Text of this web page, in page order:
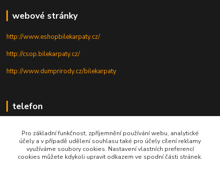
webové stránky
http://www.eshopbilekarpaty.cz/
http://csop.bilekarpaty.cz/
http://www.dumprirody.cz/bilekarpaty
telefon
+420 727 880 789
PO - PÁ: 9 - 17
Pro základní funkčnost, zpříjemnění používání webu, analytické
účely a v případě udělení souhlasu také pro účely cílení reklamy
využíváme soubory cookies. Nastavení vlastních preferencí
cookies můžete kdykoli upravit odkazem ve spodní části stránek.